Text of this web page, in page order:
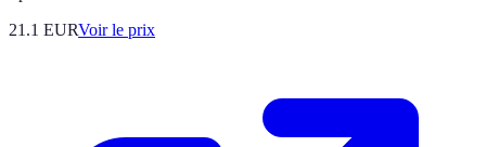
21.1 EURVoir le prix